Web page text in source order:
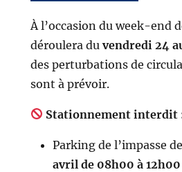
À l’occasion du week-end
déroulera du vendredi 24
des perturbations de
sont à prévoir.
Stationnement interdit
Parking de l’impasse
avril de 08h00 à 12h00